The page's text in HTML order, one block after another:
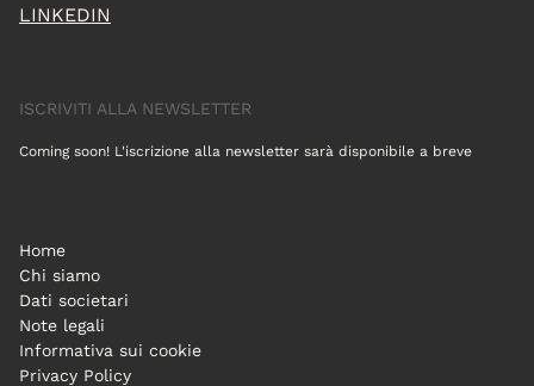
LINKEDIN
ISCRIVITI ALLA NEWSLETTER
Coming soon! L'iscrizione alla newsletter sarà disponibile a breve
Home
Chi siamo
Dati societari
Note legali
Informativa sui cookie
Privacy Policy